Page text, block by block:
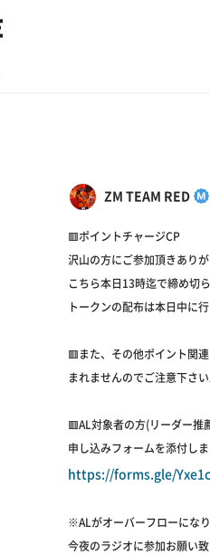
ZM TEAM RED
🟥ポイントチャージCP
沢山の方にご参加頂きあり
こちら本日13時迄で締め切
トークンの配布は本日中に
🟥また、その他ポイント関
まれませんのでご注意下さ
🟥AL対象者の方(リーダー推
申し込みフォームを添付し
https://forms.gle/
※ALがオーバーフローにな
今夜のラジオに参加お願い致